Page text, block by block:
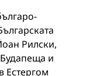
Рилски,
Будапеща и
Естергом